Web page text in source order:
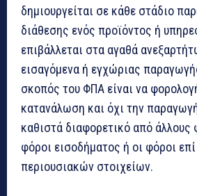
δημιουργείται σε κάθε στάδιο
διάθεσης ενός προϊόντος ή
επιβάλλεται στα αγαθά
εισαγόμενα ή εγχώριας
σκοπός του ΦΠΑ είναι να
κατανάλωση και όχι την
καθιστά διαφορετικό από
φόροι εισοδήματος ή οι φόροι
περιουσιακών στοιχείων.